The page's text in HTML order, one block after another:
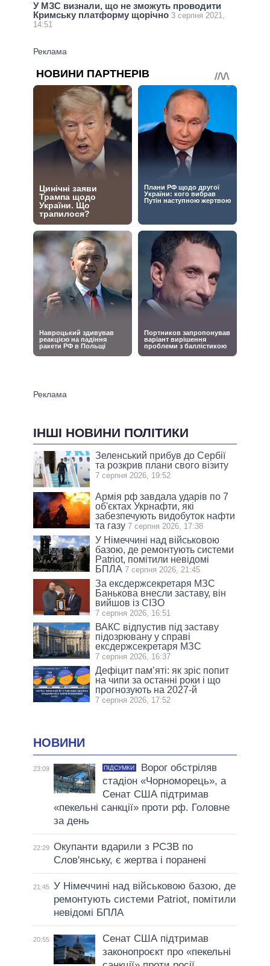
У МЗС визнали, що не зможуть проводити
Кримську платформу щорічно 3 серпня 2021,
14:51
ІНШІ НОВИНИ ПОЛІТИКИ
Зеленський прибув до Сербії
та розкрив плани свого візиту
7 серпня 2026, 19:52
Армія рф завдала ударів по 7
об'єктах Укрнафти, які
забезпечують видобуток нафти
та газу 7 серпня 2026, 17:38
У Німеччині над військовою
базою, де ремонтують системи
Patriot, помітили невідомі
БПЛА 7 серпня 2026, 21:45
За ексдержсекретаря МЗС
Банькова внесли заставу, він
вийшов із СІЗО
7 серпня 2026, 16:51
ВАКС відпустив під заставу
підозрювану у справі
ексдержсекретаря МЗС
7 серпня 2026, 16:37
Дефіцит пам’яті: як зріс попит
на чипи за останні роки і що
прогнозують на 2027-й
7 серпня 2026, 17:52
НОВИНИ
23:09 ПІДСУМКИ
Ворог обстріляв
стадіон «Чорноморець», а
Сенат США підтримав
«пекельні санкції» проти рф. Головне
за день
22:29 Окупанти вдарили з РСЗВ по
Слов'янську, є жертва і поранені
21:45 У Німеччині над військовою базою, де
ремонтують системи Patriot, помітили
невідомі БПЛА
20:55
Сенат США підтримав
законопроєкт про «пекельні